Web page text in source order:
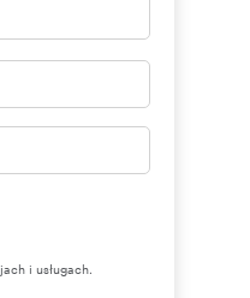
i usługach.